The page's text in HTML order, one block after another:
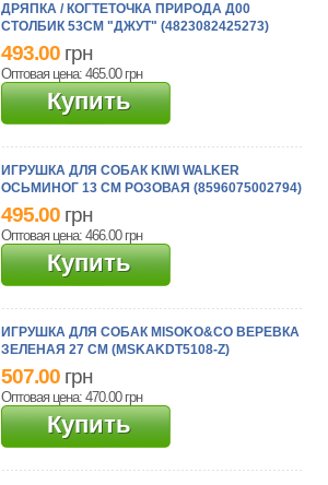
ДРЯПКА / КОГТЕТОЧКА ПРИРОДА Д00
СТОЛБИК 53СМ "ДЖУТ" (4823082425273)
493.00 грн
Оптовая цена: 465.00 грн
Купить
ИГРУШКА ДЛЯ СОБАК KIWI WALKER
ОСЬМИНОГ 13 СМ РОЗОВАЯ (8596075002794)
495.00 грн
Оптовая цена: 466.00 грн
Купить
ИГРУШКА ДЛЯ СОБАК MISOKO&CO ВЕРЕВКА
ЗЕЛЕНАЯ 27 СМ (MSKAKDT5108-Z)
507.00 грн
Оптовая цена: 470.00 грн
Купить